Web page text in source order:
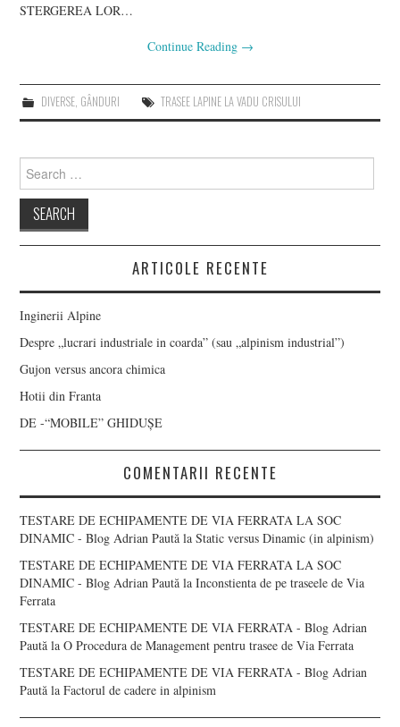
STERGEREA LOR…
Continue Reading →
DIVERSE, GÂNDURI TRASEE LAPINE LA VADU CRISULUI
for:
ARTICOLE RECENTE
Inginerii Alpine
Despre „lucrari industriale in coarda” (sau „alpinism industrial”)
Gujon versus ancora chimica
Hotii din Franta
DE -“MOBILE” GHIDUȘE
COMENTARII RECENTE
TESTARE DE ECHIPAMENTE DE VIA FERRATA LA SOC
DINAMIC - Blog Adrian Paută laStatic versus Dinamic (in alpinism)
TESTARE DE ECHIPAMENTE DE VIA FERRATA LA SOC
DINAMIC - Blog Adrian Paută laInconstienta de pe traseele de Via
Ferrata
TESTARE DE ECHIPAMENTE DE VIA FERRATA - Blog Adrian
Paută laO Procedura de Management pentru trasee de Via Ferrata
TESTARE DE ECHIPAMENTE DE VIA FERRATA - Blog Adrian
Paută laFactorul de cadere in alpinism